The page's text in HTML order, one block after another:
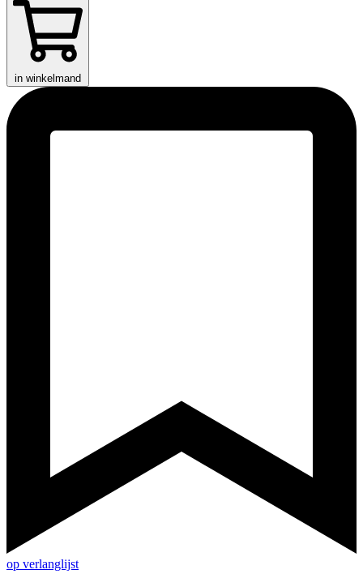
in winkelmand
op verlanglijst